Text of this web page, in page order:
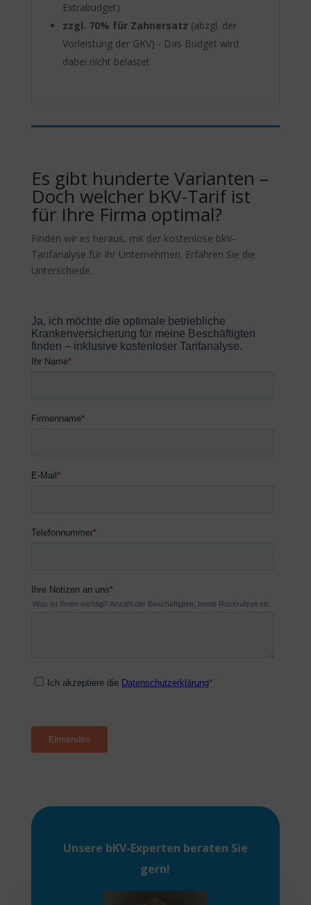
Extrabudget)
zzgl. 70% für Zahnersatz (abzgl. der
Vorleistung der GKV) - Das Budget wird
dabei nicht belastet
Es gibt hunderte Varianten –
Doch welcher bKV-Tarif ist
für Ihre Firma optimal?
Finden wir es heraus, mit der kostenlose bkV-
Tarifanalyse für Ihr Unternehmen. Erfahren Sie die
Unterschiede.
Unsere bKV-Experten beraten Sie
gern!